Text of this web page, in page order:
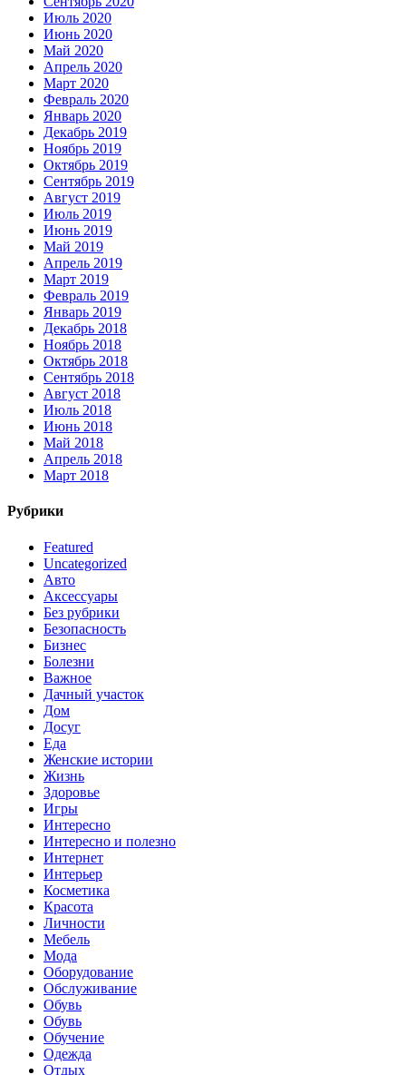
Июль 2020
Июнь 2020
Май 2020
Апрель 2020
Март 2020
Февраль 2020
Январь 2020
Декабрь 2019
Ноябрь 2019
Октябрь 2019
Сентябрь 2019
Август 2019
Июль 2019
Июнь 2019
Май 2019
Апрель 2019
Март 2019
Февраль 2019
Январь 2019
Декабрь 2018
Ноябрь 2018
Октябрь 2018
Сентябрь 2018
Август 2018
Июль 2018
Июнь 2018
Май 2018
Апрель 2018
Март 2018
Рубрики
Featured
Uncategorized
Авто
Аксессуары
Без рубрики
Безопасность
Бизнес
Болезни
Важное
Дачный участок
Дом
Досуг
Еда
Женские истории
Жизнь
Здоровье
Игры
Интересно
Интересно и полезно
Интернет
Интерьер
Косметика
Красота
Личности
Мебель
Мода
Оборудование
Обслуживание
Обувь
Обувь
Обучение
Одежда
Отдых